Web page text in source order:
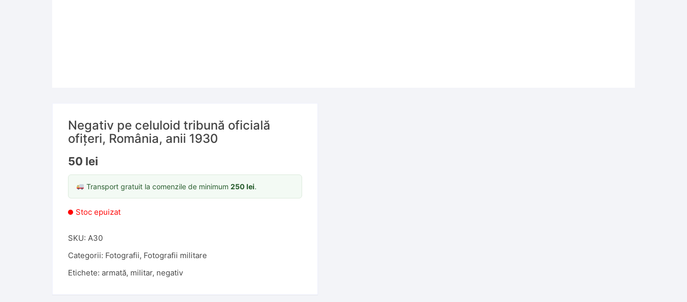
Negativ pe celuloid tribună oficială
ofițeri, România, anii 1930
50 lei
Transport gratuit la comenzile de minimum 250 lei.
Stoc epuizat
SKU: A30
Categorii: Fotografii, Fotografii militare
Etichete: armată, militar, negativ